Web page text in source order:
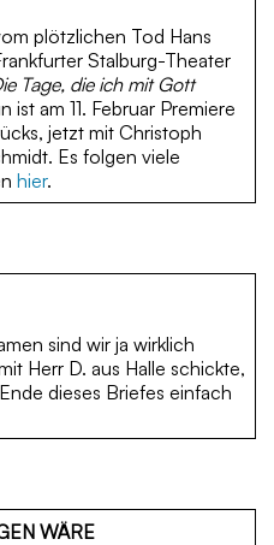
plötzlichen Tod Hans
Stalburg-Theater
Tage, die ich mit Gott
ist am 11. Februar Premiere
jetzt mit Christoph
Es folgen viele
hier.­
sind wir ja wirklich
Herr D. aus Halle schickte,
dieses Briefes einfach
WÄRE